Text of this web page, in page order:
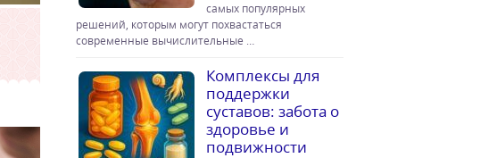
самых популярных
решений, которым могут похвастаться
современные вычислительные …
Комплексы для
поддержки
суставов: забота о
здоровье и
подвижности